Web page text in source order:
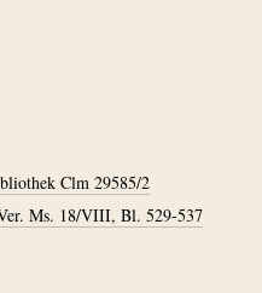
Clm 29585/2
Ms. 18/VIII, Bl. 529-537